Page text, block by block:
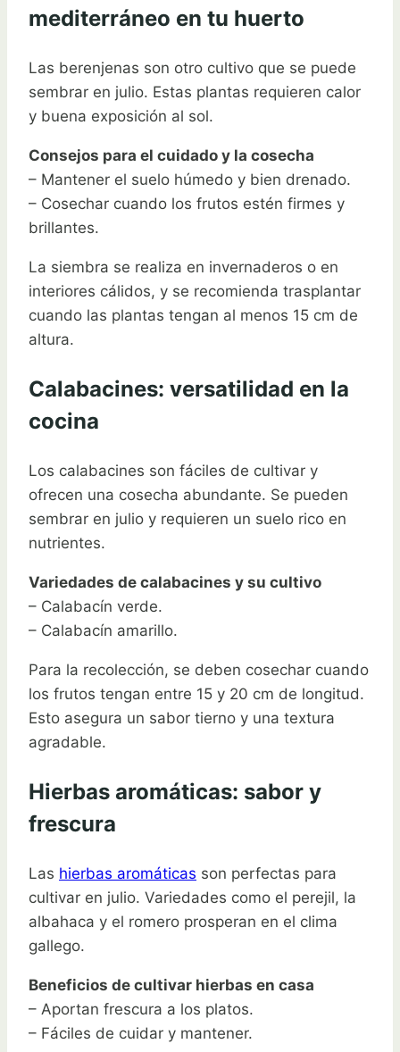
mediterráneo en tu huerto
Las berenjenas son otro cultivo que se puede
sembrar en julio. Estas plantas requieren calor
y buena exposición al sol.
Consejos para el cuidado y la cosecha
– Mantener el suelo húmedo y bien drenado.
– Cosechar cuando los frutos estén firmes y
brillantes.
La siembra se realiza en invernaderos o en
interiores cálidos, y se recomienda trasplantar
cuando las plantas tengan al menos 15 cm de
altura.
Calabacines: versatilidad en la
cocina
Los calabacines son fáciles de cultivar y
ofrecen una cosecha abundante. Se pueden
sembrar en julio y requieren un suelo rico en
nutrientes.
Variedades de calabacines y su cultivo
– Calabacín verde.
– Calabacín amarillo.
Para la recolección, se deben cosechar cuando
los frutos tengan entre 15 y 20 cm de longitud.
Esto asegura un sabor tierno y una textura
agradable.
Hierbas aromáticas: sabor y
frescura
Las hierbas aromáticas son perfectas para
cultivar en julio. Variedades como el perejil, la
albahaca y el romero prosperan en el clima
gallego.
Beneficios de cultivar hierbas en casa
– Aportan frescura a los platos.
– Fáciles de cuidar y mantener.